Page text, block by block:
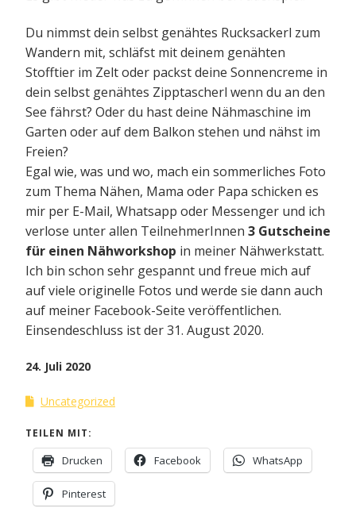
Du nimmst dein selbst genähtes Rucksackerl zum
Wandern mit, schläfst mit deinem genähten
Stofftier im Zelt oder packst deine Sonnencreme in
dein selbst genähtes Zipptascherl wenn du an den
See fährst? Oder du hast deine Nähmaschine im
Garten oder auf dem Balkon stehen und nähst im
Freien?
Egal wie, was und wo, mach ein sommerliches Foto
zum Thema Nähen, Mama oder Papa schicken es
mir per E-Mail, Whatsapp oder Messenger und ich
verlose unter allen TeilnehmerInnen 3 Gutscheine
für einen Nähworkshop in meiner Nähwerkstatt.
Ich bin schon sehr gespannt und freue mich auf
auf viele originelle Fotos und werde sie dann auch
auf meiner Facebook-Seite veröffentlichen.
Einsendeschluss ist der 31. August 2020.
24. Juli 2020
Uncategorized
TEILEN MIT:
Drucken Facebook WhatsApp
Pinterest